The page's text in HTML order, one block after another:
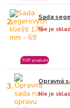
2. Sada
Nie je
TOP produkt
3. Opravná
Nie je